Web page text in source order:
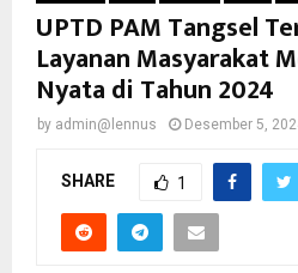
UPTD PAM Tangsel
Layanan Masyarakat
Nyata di Tahun 2024
by admin@lennus Desember 5,
SHARE 1